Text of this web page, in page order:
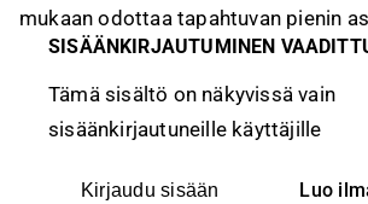
mukaan odottaa tapahtuvan pienin
SISÄÄNKIRJAUTUMINEN
Tämä sisältö on näkyvissä vain
sisäänkirjautuneille käyttäjille
Kirjaudu sisään Luo